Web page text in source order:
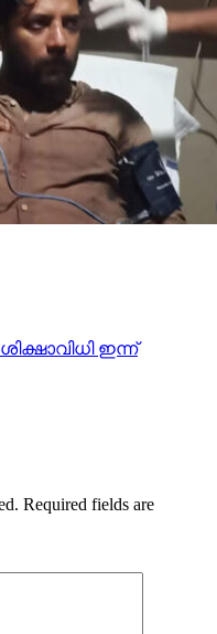
ഇന്ന്
Required fields are